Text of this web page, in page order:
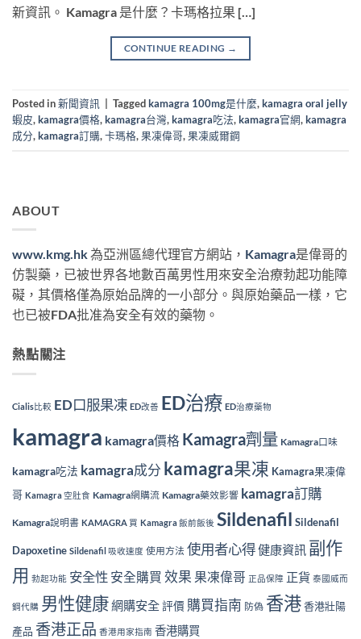
新資訊。 Kamagra 是什麼？卡瑪格拉果 […]
CONTINUE READING →
Posted in新聞資訊 Taggedkamagra 100mg是什麼,kamagra oral jelly
蝦皮,kamagra價格,kamagra台灣,kamagra吃法,kamagra官網,kamagra
成分,kamagra訂購,卡瑪格,果凍偉哥,果凍威爾鋼
ABOUT
www.kmg.hk為亞洲區總代理官方網站， Kamagra是偉哥的
仿製藥，已被世界各地數百萬男性用來安全治療勃起功能障
礙，其價格僅為原始品牌的一小部分。與原始藥品一樣，它
也已被FDA批准為安全有效的藥物。
熱點關注
Cialis比較 ED口服果凍 ED改善 ED治療 ED治療藥物
kamagra kamagra價格 Kamagra劑量 Kamagra口味
kamagra吃法 kamagra成分 kamagra果凍 Kamagra果凍偉
哥 Kamagra 空肚食 Kamagra網購流 Kamagra藥效影響 kamagra訂購
Kamagra說明書 KAMAGRA 買 Kamagra 飯前飯後 Sildenafil Sildenafil
Dapoxetine Sildenafil 吸收速度 使用方法 使用者心得健康資訊 副作
用 勃起功能 安全性 安全購買 效果 果凍偉哥 正品保障 正貨 泰國威而
鋼代購 男性健康網購安全評價 購買指南 防偽 香港香港壯陽
產品 香港正品 香港用家指南 香港購買